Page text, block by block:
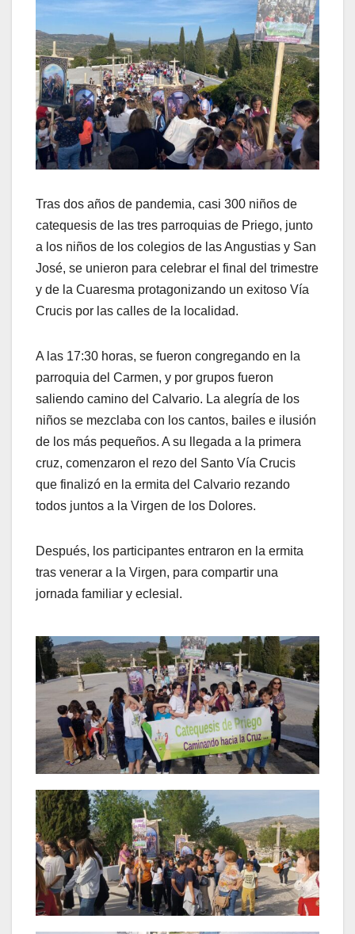
Tras dos años de pandemia, casi 300 niños de
catequesis de las tres parroquias de Priego, junto
a los niños de los colegios de las Angustias y San
José, se unieron para celebrar el final del trimestre
y de la Cuaresma protagonizando un exitoso Vía
Crucis por las calles de la localidad.
A las 17:30 horas, se fueron congregando en la
parroquia del Carmen, y por grupos fueron
saliendo camino del Calvario. La alegría de los
niños se mezclaba con los cantos, bailes e ilusión
de los más pequeños. A su llegada a la primera
cruz, comenzaron el rezo del Santo Vía Crucis
que finalizó en la ermita del Calvario rezando
todos juntos a la Virgen de los Dolores.
Después, los participantes entraron en la ermita
tras venerar a la Virgen, para compartir una
jornada familiar y eclesial.